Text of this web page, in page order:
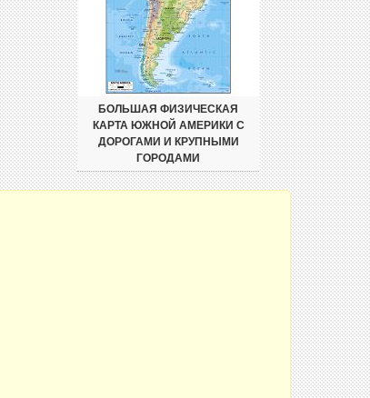
БОЛЬШАЯ ФИЗИЧЕСКАЯ
КАРТА ЮЖНОЙ АМЕРИКИ С
ДОРОГАМИ И КРУПНЫМИ
ГОРОДАМИ